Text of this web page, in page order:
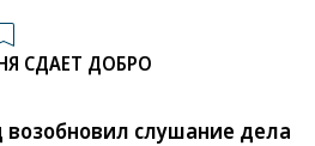
СДАЕТ ДОБРО
возобновил слушание дела